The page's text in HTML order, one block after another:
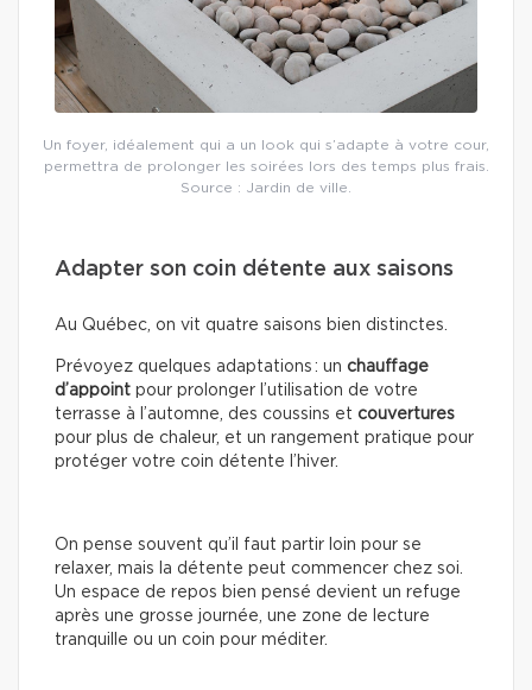
Un foyer, idéalement qui a un look qui s’adapte à votre cour,
permettra de prolonger les soirées lors des temps plus frais.
Source : Jardin de ville.
Adapter son coin détente aux saisons
Au Québec, on vit quatre saisons bien distinctes.
Prévoyez quelques adaptations : un chauffage
d’appoint pour prolonger l’utilisation de votre
terrasse à l’automne, des coussins et couvertures
pour plus de chaleur, et un rangement pratique pour
protéger votre coin détente l’hiver.
On pense souvent qu’il faut partir loin pour se
relaxer, mais la détente peut commencer chez soi.
Un espace de repos bien pensé devient un refuge
après une grosse journée, une zone de lecture
tranquille ou un coin pour méditer.